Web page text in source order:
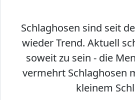
Schlaghosen sind seit
wieder Trend. Aktuell
soweit zu sein - die
vermehrt Schlaghosen
kleinem